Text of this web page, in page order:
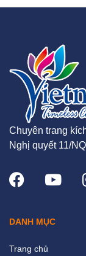
Chuyên trang
Nghị quyết 11/
DANH MỤC
Trang chủ